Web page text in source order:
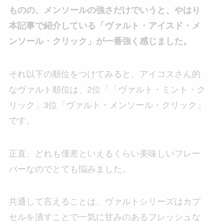
ものの、メンソールの強さだけでいうと、やはり
本記事で紹介している「ヴァルト・アイスド・メ
ンソール・クリック」が一番強く感じました。
それ以下の順位をつけてみると、アイコスさん的
なヴァルト順位は、2位「「ヴァルト・ミント・ク
リック」3位「ヴァルト・メンソール・クリック」
です。
正直、どれも僅差といえるくらい美味しいフレー
バーなのでとても悩みました。
共通して言えることは、ヴァルトシリーズはカプ
セルを潰すことで一気に甘みのあるフレッシュな